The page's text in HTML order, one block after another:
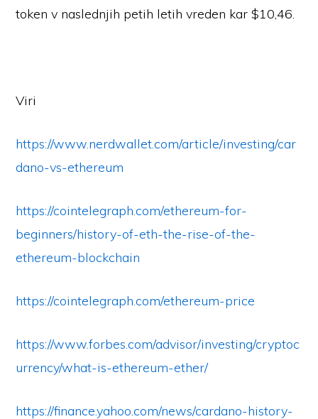
token v naslednjih petih letih vreden kar $10,46.
Viri
https://www.nerdwallet.com/article/investing/car
dano-vs-ethereum
https://cointelegraph.com/ethereum-for-
beginners/history-of-eth-the-rise-of-the-
ethereum-blockchain
https://cointelegraph.com/ethereum-price
https://www.forbes.com/advisor/investing/cryptoc
urrency/what-is-ethereum-ether/
https://finance.yahoo.com/news/cardano-history-